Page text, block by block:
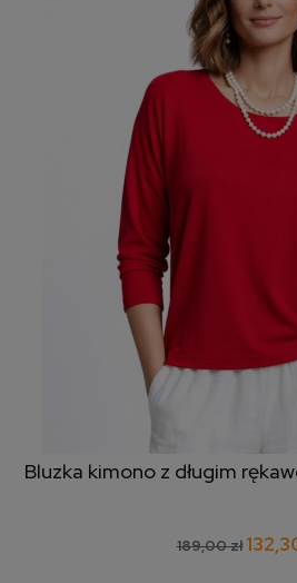
Bluzka kimono z długim
189,00 zł